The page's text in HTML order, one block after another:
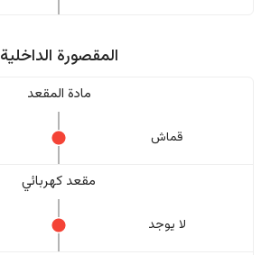
المقصورة الداخلية
مادة المقعد
قماش
مقعد كهربائي
لا یوجد